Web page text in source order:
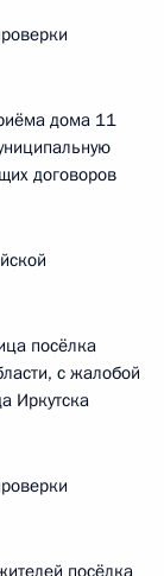
дома 11
договоров
посёлка
с жалобой
Иркутска
посёлка